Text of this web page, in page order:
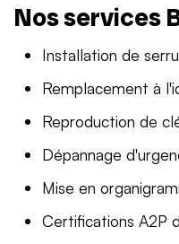
Nos services
Installation de
Remplacement à
Reproduction de
Dépannage
Mise en
Certifications A2P